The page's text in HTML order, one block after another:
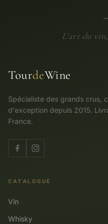
L'art du
TourdeWine
Spécialiste des grands crus,
d'exception depuis 2015.
France.
CATALOGUE
Vin
Whisky